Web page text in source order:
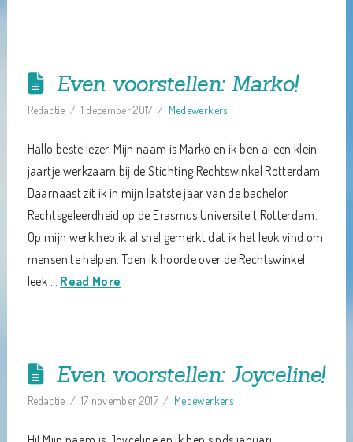
Even voorstellen: Marko!
Redactie 1 december 2017 Medewerkers
Hallo beste lezer, Mijn naam is Marko en ik ben al een klein
jaartje werkzaam bij de Stichting Rechtswinkel Rotterdam.
Daarnaast zit ik in mijn laatste jaar van de bachelor
Rechtsgeleerdheid op de Erasmus Universiteit Rotterdam.
Op mijn werk heb ik al snel gemerkt dat ik het leuk vind om
mensen te helpen. Toen ik hoorde over de Rechtswinkel
leek … Read More
Even voorstellen: Joyceline!
Redactie 17 november 2017 Medewerkers